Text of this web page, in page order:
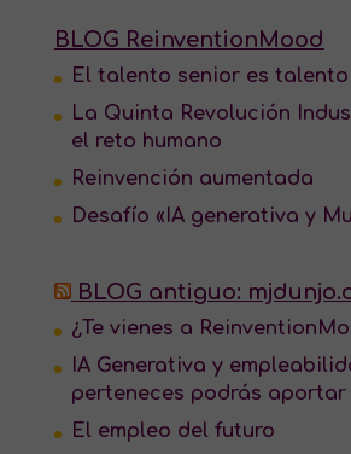
BLOG ReinventionMood
El talento senior es
La Quinta Revolución
el reto humano
Reinvención aumentada
Desafío «IA generativa y
BLOG antiguo:
¿Te vienes a
IA Generativa y
perteneces podrás aportar
El empleo del futuro